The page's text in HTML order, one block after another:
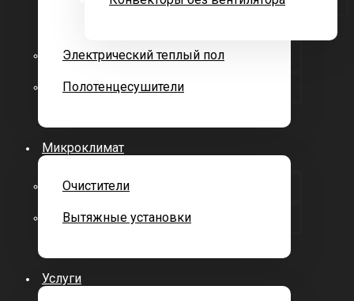
Электрический теплый пол
Полотенцесушители
Микроклимат
Очистители
Вытяжные установки
Услуги